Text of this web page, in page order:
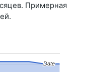
Примерная
Date
Date